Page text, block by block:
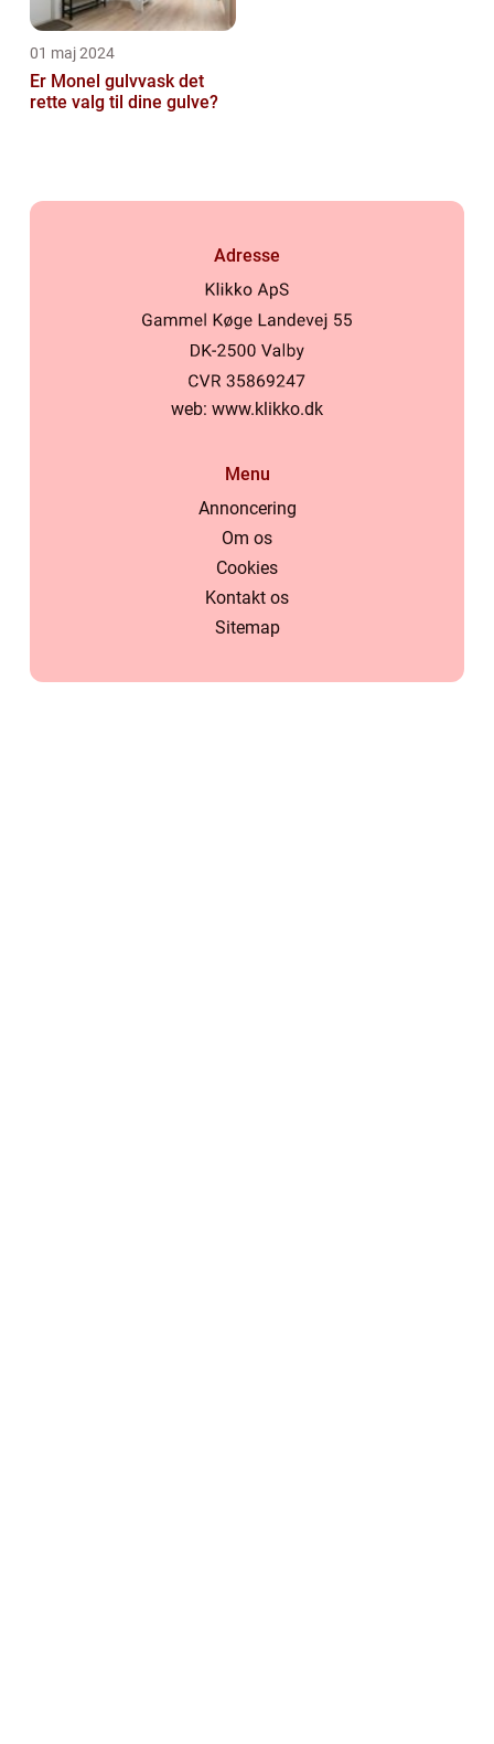
01 maj 2024
Er Monel gulvvask det
rette valg til dine gulve?
Adresse
web: www.klikko.dk
Menu
Annoncering
Om os
Cookies
Kontakt os
Sitemap